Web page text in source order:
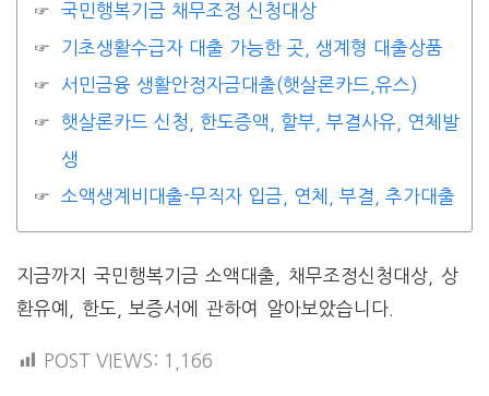
국민행복기금 채무조정 신청대상
기초생활수급자 대출 가능한 곳, 생계형 대출상품
서민금융 생활안정자금대출(햇살론카드,유스)
햇살론카드 신청, 한도증액, 할부, 부결사유, 연체발
생
소액생계비대출-무직자 입금, 연체, 부결, 추가대출
지금까지 국민행복기금 소액대출, 채무조정신청대상, 상
환유예, 한도, 보증서에 관하여 알아보았습니다.
POST VIEWS: 1,166